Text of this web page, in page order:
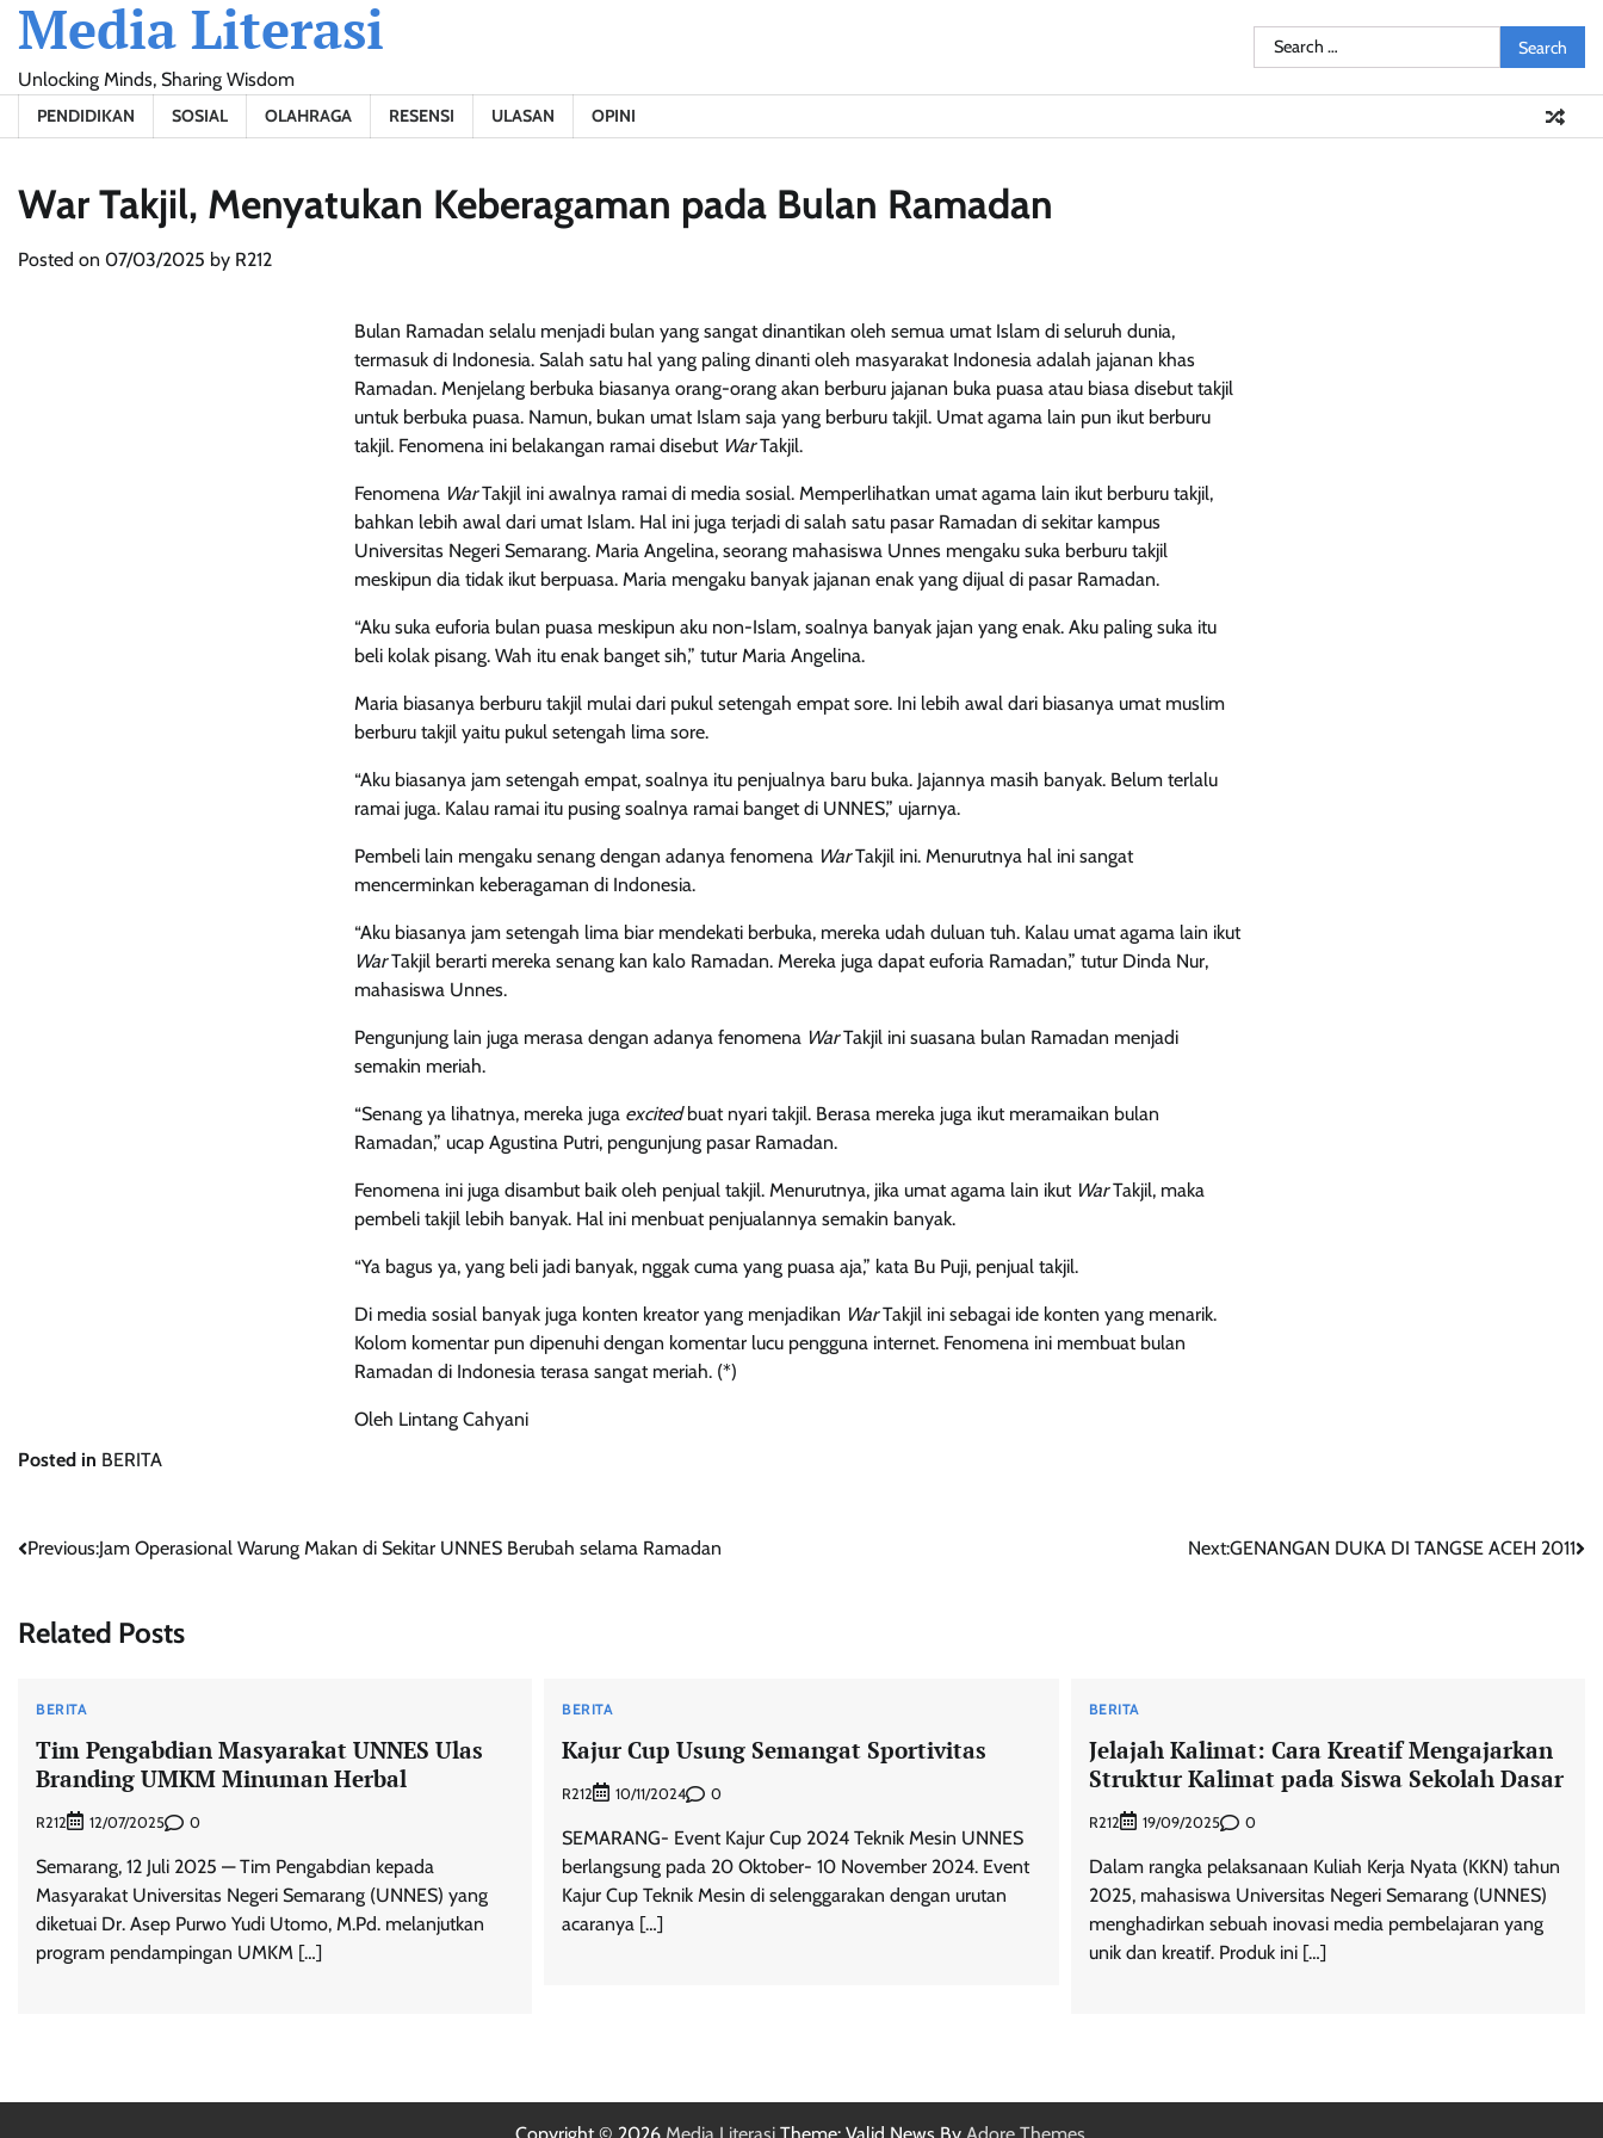
Skip
content
Media Literasi
Unlocking Minds, Sharing Wisdom
Opini
Search
for:
PENDIDIKAN SOSIAL OLAHRAGA RESENSI ULASAN OPINI
War Takjil, Menyatukan Keberagaman pada Bulan Ramadan
Posted on 07/03/2025 by R212
Bulan Ramadan selalu menjadi bulan yang sangat dinantikan oleh semua umat Islam di seluruh dunia,
termasuk di Indonesia. Salah satu hal yang paling dinanti oleh masyarakat Indonesia adalah jajanan khas
Ramadan. Menjelang berbuka biasanya orang-orang akan berburu jajanan buka puasa atau biasa disebut takjil
untuk berbuka puasa. Namun, bukan umat Islam saja yang berburu takjil. Umat agama lain pun ikut berburu
takjil. Fenomena ini belakangan ramai disebut WarTakjil.
Fenomena WarTakjil ini awalnya ramai di media sosial. Memperlihatkan umat agama lain ikut berburu takjil,
bahkan lebih awal dari umat Islam. Hal ini juga terjadi di salah satu pasar Ramadan di sekitar kampus
Universitas Negeri Semarang. Maria Angelina, seorang mahasiswa Unnes mengaku suka berburu takjil
meskipun dia tidak ikut berpuasa. Maria mengaku banyak jajanan enak yang dijual di pasar Ramadan.
“Aku suka euforia bulan puasa meskipun aku non-Islam, soalnya banyak jajan yang enak. Aku paling suka itu
beli kolak pisang. Wah itu enak banget sih,” tutur Maria Angelina.
Maria biasanya berburu takjil mulai dari pukul setengah empat sore. Ini lebih awal dari biasanya umat muslim
berburu takjil yaitu pukul setengah lima sore.
“Aku biasanya jam setengah empat, soalnya itu penjualnya baru buka. Jajannya masih banyak. Belum terlalu
ramai juga. Kalau ramai itu pusing soalnya ramai banget di UNNES,” ujarnya.
Pembeli lain mengaku senang dengan adanya fenomena WarTakjil ini. Menurutnya hal ini sangat
mencerminkan keberagaman di Indonesia.
“Aku biasanya jam setengah lima biar mendekati berbuka, mereka udah duluan tuh. Kalau umat agama lain ikut
WarTakjil berarti mereka senang kan kalo Ramadan. Mereka juga dapat euforia Ramadan,” tutur Dinda Nur,
mahasiswa Unnes.
Pengunjung lain juga merasa dengan adanya fenomena WarTakjil ini suasana bulan Ramadan menjadi
semakin meriah.
“Senang ya lihatnya, mereka juga excitedbuat nyari takjil. Berasa mereka juga ikut meramaikan bulan
Ramadan,” ucap Agustina Putri, pengunjung pasar Ramadan.
Fenomena ini juga disambut baik oleh penjual takjil. Menurutnya, jika umat agama lain ikut WarTakjil, maka
pembeli takjil lebih banyak. Hal ini menbuat penjualannya semakin banyak.
“Ya bagus ya, yang beli jadi banyak, nggak cuma yang puasa aja,” kata Bu Puji, penjual takjil.
Di media sosial banyak juga konten kreator yang menjadikan WarTakjil ini sebagai ide konten yang menarik.
Kolom komentar pun dipenuhi dengan komentar lucu pengguna internet. Fenomena ini membuat bulan
Ramadan di Indonesia terasa sangat meriah. (*)
Oleh Lintang Cahyani
Posted in BERITA
Post
Previous:Jam Operasional Warung Makan di Sekitar UNNES Berubah selama Ramadan Next:GENANGAN DUKA DI TANGSE ACEH 2011
Related Posts
BERITA
Tim Pengabdian Masyarakat UNNES Ulas
Branding UMKM Minuman Herbal
R212 12/07/2025 0
Semarang, 12 Juli 2025 — Tim Pengabdian kepada
Masyarakat Universitas Negeri Semarang (UNNES) yang
diketuai Dr. Asep Purwo Yudi Utomo, M.Pd. melanjutkan
program pendampingan UMKM […]
BERITA
Kajur Cup Usung Semangat Sportivitas
R212 10/11/2024 0
SEMARANG- Event Kajur Cup 2024 Teknik Mesin UNNES
berlangsung pada 20 Oktober- 10 November 2024. Event
Kajur Cup Teknik Mesin di selenggarakan dengan urutan
acaranya […]
BERITA
Jelajah Kalimat: Cara Kreatif Mengajarkan
Struktur Kalimat pada Siswa Sekolah Dasar
R212 19/09/2025 0
Dalam rangka pelaksanaan Kuliah Kerja Nyata (KKN) tahun
2025, mahasiswa Universitas Negeri Semarang (UNNES)
menghadirkan sebuah inovasi media pembelajaran yang
unik dan kreatif. Produk ini […]